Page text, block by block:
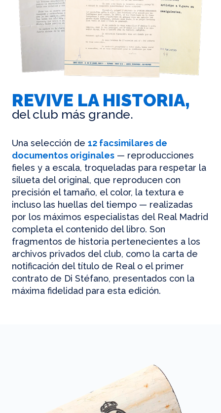
REVIVE LA HISTORIA,
del club más grande.
Una selección de 12 facsimilares de
documentos originales — reproducciones
fieles y a escala, troqueladas para respetar la
silueta del original, que reproducen con
precisión el tamaño, el color, la textura e
incluso las huellas del tiempo — realizadas
por los máximos especialistas del Real Madrid
completa el contenido del libro. Son
fragmentos de historia pertenecientes a los
archivos privados del club, como la carta de
notificación del título de Real o el primer
contrato de Di Stéfano, presentados con la
máxima fidelidad para esta edición.